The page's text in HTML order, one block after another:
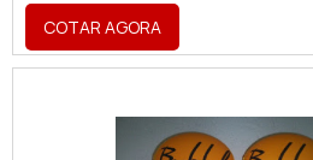
COTAR AGORA